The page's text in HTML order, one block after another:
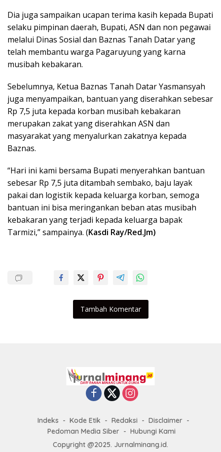
Dia juga sampaikan ucapan terima kasih kepada Bupati
selaku pimpinan daerah, Bupati, ASN dan non pegawai
melalui Dinas Sosial dan Baznas Tanah Datar yang
telah membantu warga Pagaruyung yang karna
musibah kebakaran.
Sebelumnya, Ketua Baznas Tanah Datar Yasmansyah
juga menyampaikan, bantuan yang diserahkan sebesar
Rp 7,5 juta kepada korban musibah kebakaran
merupakan zakat yang diserahkan ASN dan
masyarakat yang menyalurkan zakatnya kepada
Baznas.
“Hari ini kami bersama Bupati menyerahkan bantuan
sebesar Rp 7,5 juta ditambah sembako, baju layak
pakai dan logistik kepada keluarga korban, semoga
bantuan ini bisa meringankan beban atas musibah
kebakaran yang terjadi kepada keluarga bapak
Tarmizi,” sampainya. (Kasdi Ray/Red.Jm)
Tambah Komentar
Indeks Kode Etik Redaksi
Disclaimer
Pedoman Media Siber
Hubungi Kami
Copyright @2025. Jurnalminang.id.